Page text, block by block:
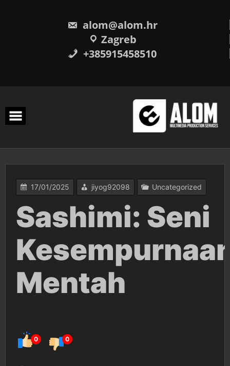
alom@alom.hr
Zagreb
+385915458510
17/01/2025 jiyog92098 Uncategorized
Sashimi: Seni
Mentah
0 0